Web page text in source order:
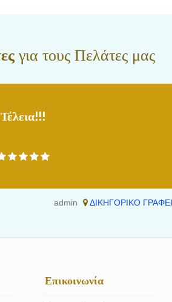
για τους Πελάτες μας
Τέλεια!!!
admin ΔΙΚΗΓΟΡΙΚΟ
Επικοινωνία